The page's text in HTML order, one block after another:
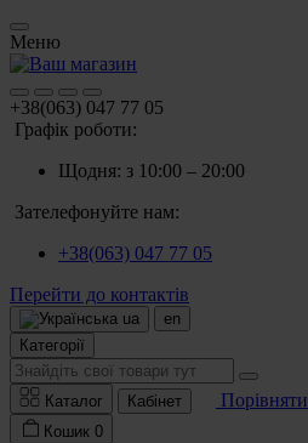
Меню
+38(063) 047 77 05
Графік роботи:
Щодня: з 10:00 – 20:00
Зателефонуйте нам:
+38(063) 047 77 05
Перейти до контактів
ua
en
Категорії
Каталог Кабінет Порівняти
Кошик 0